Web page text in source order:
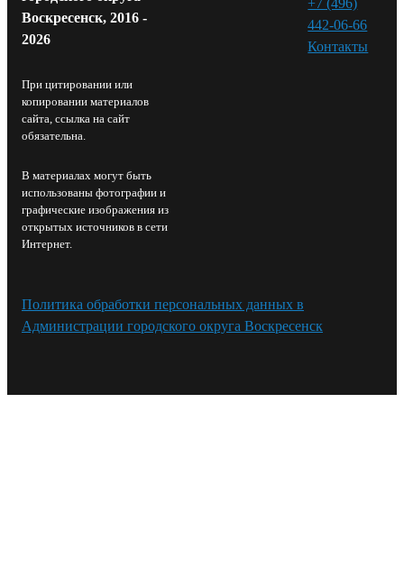
Воскресенск, 2016 -
2026
При цитировании или
копировании материалов
сайта, ссылка на сайт
обязательна.
В материалах могут быть
использованы фотографии и
графические изображения из
открытых источников в сети
Интернет.
442-06-66
Контакты⁠
Политика обработки персональных данных в
Администрации городского округа Воскресенск